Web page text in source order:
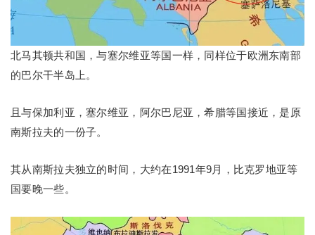
北马其顿共和国，与塞尔维亚等国一样，同样位于欧洲东南部
的巴尔干半岛上。
且与保加利亚，塞尔维亚，阿尔巴尼亚，希腊等国接近，是原
南斯拉夫的一份子。
其从南斯拉夫独立的时间，大约在1991年9月，比克罗地亚等
国要晚一些。